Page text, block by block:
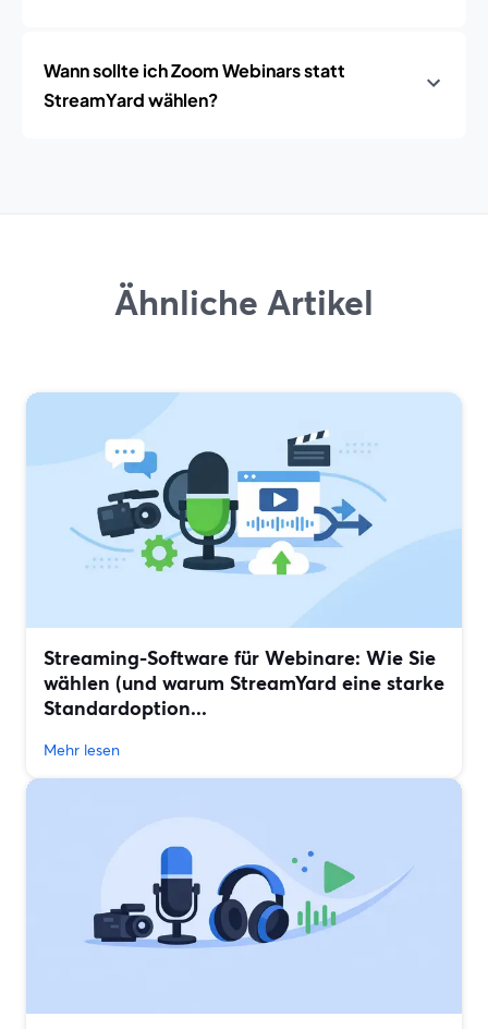
Wann sollte ich Zoom Webinars statt
StreamYard wählen?
Ähnliche Artikel
Streaming-Software für Webinare: Wie Sie
wählen (und warum StreamYard eine starke
Standardoption...
Mehr lesen